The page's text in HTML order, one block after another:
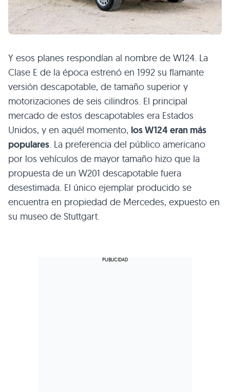
Y esos planes respondían al nombre de W124. La
Clase E de la época estrenó en 1992 su flamante
versión descapotable, de tamaño superior y
motorizaciones de seis cilindros. El principal
mercado de estos descapotables era Estados
Unidos, y en aquél momento, los W124 eran más
populares. La preferencia del público americano
por los vehículos de mayor tamaño hizo que la
propuesta de un W201 descapotable fuera
desestimada. El único ejemplar producido se
encuentra en propiedad de Mercedes, expuesto en
su museo de Stuttgart.